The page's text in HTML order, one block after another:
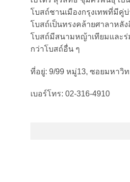
โบสถ์ชานเมืองกรุงเทพที่มีคู่
โบสถ์เป็นทรงคล้ายศาลาหลั
โบสถ์มีสนามหญ้าเทียมและร่
กว่าโบสถ์อื่น ๆ
ที่อยู่: 9/99 หมู่13, ซอยมหาวิ
เบอร์โทร: 02-316-4910